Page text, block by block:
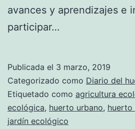
avances y aprendizajes e
participar…
Publicada el 3 marzo, 2019
Categorizado como Diario del
Etiquetado como agricultura
ecológica, huerto urbano, huerto
jardín ecológico